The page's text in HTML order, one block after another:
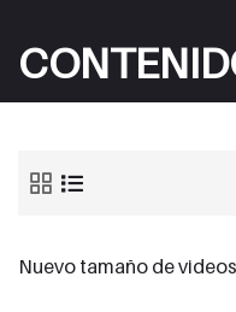
Nuevo tamaño de